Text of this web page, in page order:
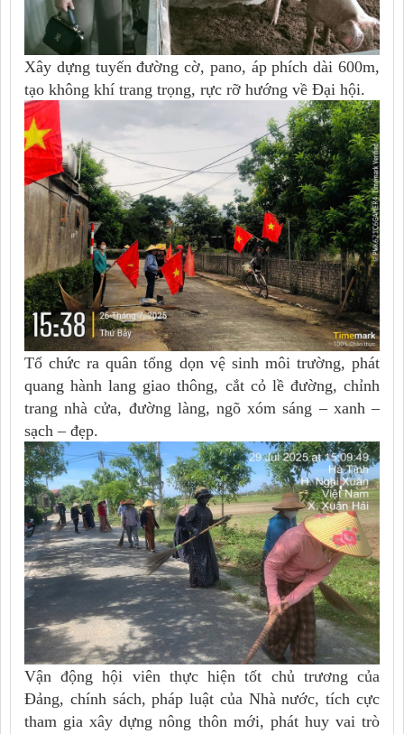
Xây dựng tuyến đường cờ, pano, áp phích dài 600m,
tạo không khí trang trọng, rực rỡ hướng về Đại hội.
Tổ chức ra quân tổng dọn vệ sinh môi trường, phát
quang hành lang giao thông, cắt cỏ lề đường, chỉnh
trang nhà cửa, đường làng, ngõ xóm sáng – xanh –
sạch – đẹp.
Vận động hội viên thực hiện tốt chủ trương của
Đảng, chính sách, pháp luật của Nhà nước, tích cực
tham gia xây dựng nông thôn mới, phát huy vai trò